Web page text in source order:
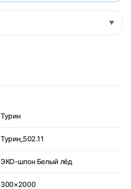
▼
Турин
Турин_502.11
ЭКО-шпон Белый лёд
300×2000